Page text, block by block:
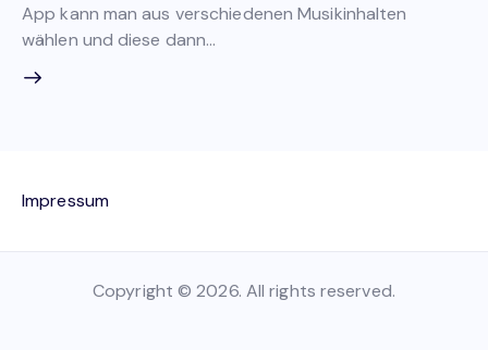
App kann man aus verschiedenen Musikinhalten
wählen und diese dann…
Impressum
Copyright © 2026. All rights reserved.